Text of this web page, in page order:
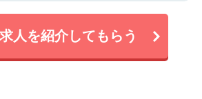
人を紹介してもらう